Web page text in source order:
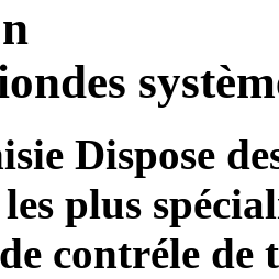
des
Dispose
plus
contréle de